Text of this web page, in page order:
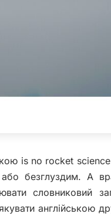
is no rocket
безглуздим. А
словниковий
англійською